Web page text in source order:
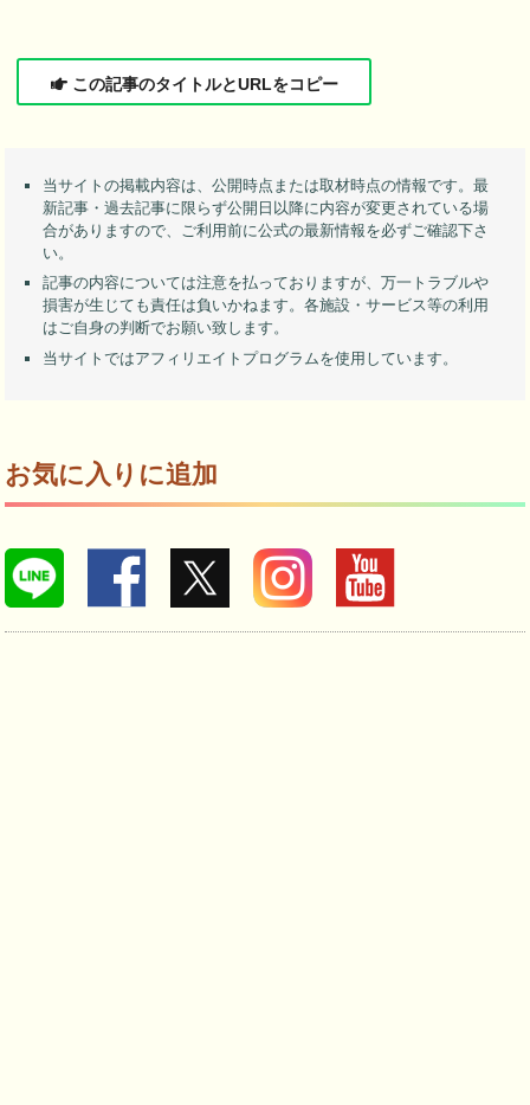
この記事のタイトルとURLをコピー
当サイトの掲載内容は、公開時点または取材時点の情報です。最
新記事・過去記事に限らず公開日以降に内容が変更されている場
合がありますので、ご利用前に公式の最新情報を必ずご確認下さ
い。
記事の内容については注意を払っておりますが、万一トラブルや
損害が生じても責任は負いかねます。各施設・サービス等の利用
はご自身の判断でお願い致します。
当サイトではアフィリエイトプログラムを使用しています。
お気に入りに追加